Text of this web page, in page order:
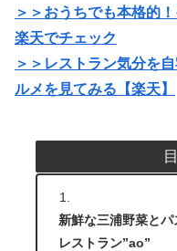
＞＞おうちでも本格的
楽天でチェック
＞＞レストラン気分を
ルメを見てみる【楽天】
新鮮な三浦野菜と
レストラン”ao”